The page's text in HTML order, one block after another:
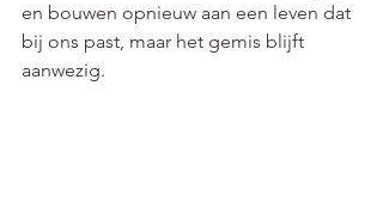
en bouwen opnieuw aan een leven dat
bij ons past, maar het gemis blijft
aanwezig.